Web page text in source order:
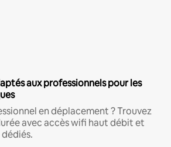
aux professionnels pour les
en déplacement ? Trouvez
avec accès wifi haut débit et